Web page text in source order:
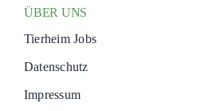
ÜBER UNS
Tierheim Jobs
Datenschutz
Impressum